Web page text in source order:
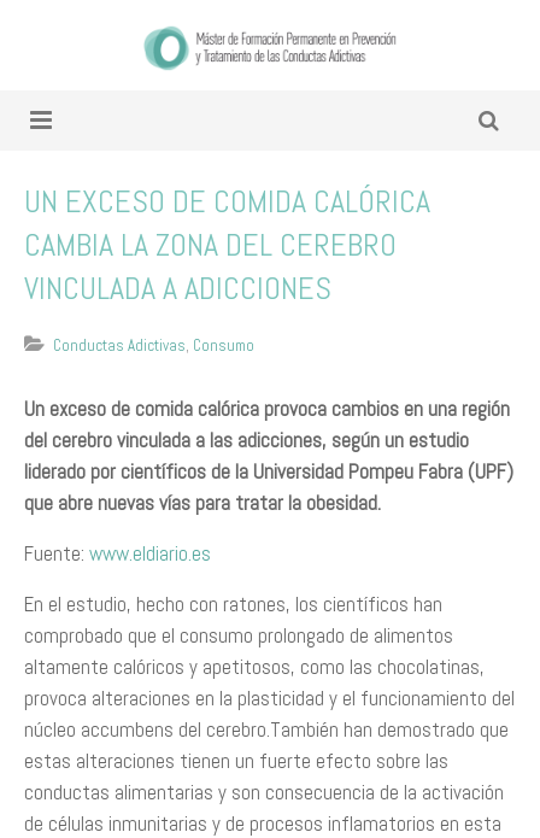
UN EXCESO DE COMIDA CALÓRICA
CAMBIA LA ZONA DEL CEREBRO
VINCULADA A ADICCIONES
Conductas Adictivas, Consumo
Un exceso de comida calórica provoca cambios en una región
del cerebro vinculada a las adicciones, según un estudio
liderado por científicos de la Universidad Pompeu Fabra (UPF)
que abre nuevas vías para tratar la obesidad.
Fuente: www.eldiario.es
En el estudio, hecho con ratones, los científicos han
comprobado que el consumo prolongado de alimentos
altamente calóricos y apetitosos, como las chocolatinas,
provoca alteraciones en la plasticidad y el funcionamiento del
núcleo accumbens del cerebro.También han demostrado que
estas alteraciones tienen un fuerte efecto sobre las
conductas alimentarias y son consecuencia de la activación
de células inmunitarias y de procesos inflamatorios en esta